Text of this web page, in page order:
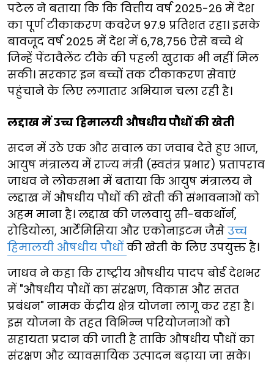
पटेल ने बताया कि कि वित्तीय वर्ष 2025-26 में देश
का पूर्ण टीकाकरण कवरेज 97.9 प्रतिशत रहा। इसके
बावजूद वर्ष 2025 में देश में 6,78,756 ऐसे बच्चे थे
जिन्हें पेंटावैलेंट टीके की पहली खुराक भी नहीं मिल
सकी। सरकार इन बच्चों तक टीकाकरण सेवाएं
पहुंचाने के लिए लगातार अभियान चला रही है।
लद्दाख में उच्च हिमालयी औषधीय पौधों की खेती
सदन में उठे एक और सवाल का जवाब देते हुए आज,
आयुष मंत्रालय में राज्य मंत्री (स्वतंत्र प्रभार) प्रतापराव
जाधव ने लोकसभा में बताया कि आयुष मंत्रालय ने
लद्दाख में औषधीय पौधों की खेती की संभावनाओं को
अहम माना है। लद्दाख की जलवायु सी-बकथॉर्न,
रोडियोला, आर्टेमिसिया और एकोनाइटम जैसे उच्च
हिमालयी औषधीय पौधों की खेती के लिए उपयुक्त है।
जाधव ने कहा कि राष्ट्रीय औषधीय पादप बोर्ड देशभर
में "औषधीय पौधों का संरक्षण, विकास और सतत
प्रबंधन" नामक केंद्रीय क्षेत्र योजना लागू कर रहा है।
इस योजना के तहत विभिन्न परियोजनाओं को
सहायता प्रदान की जाती है ताकि औषधीय पौधों का
संरक्षण और व्यावसायिक उत्पादन बढ़ाया जा सके।